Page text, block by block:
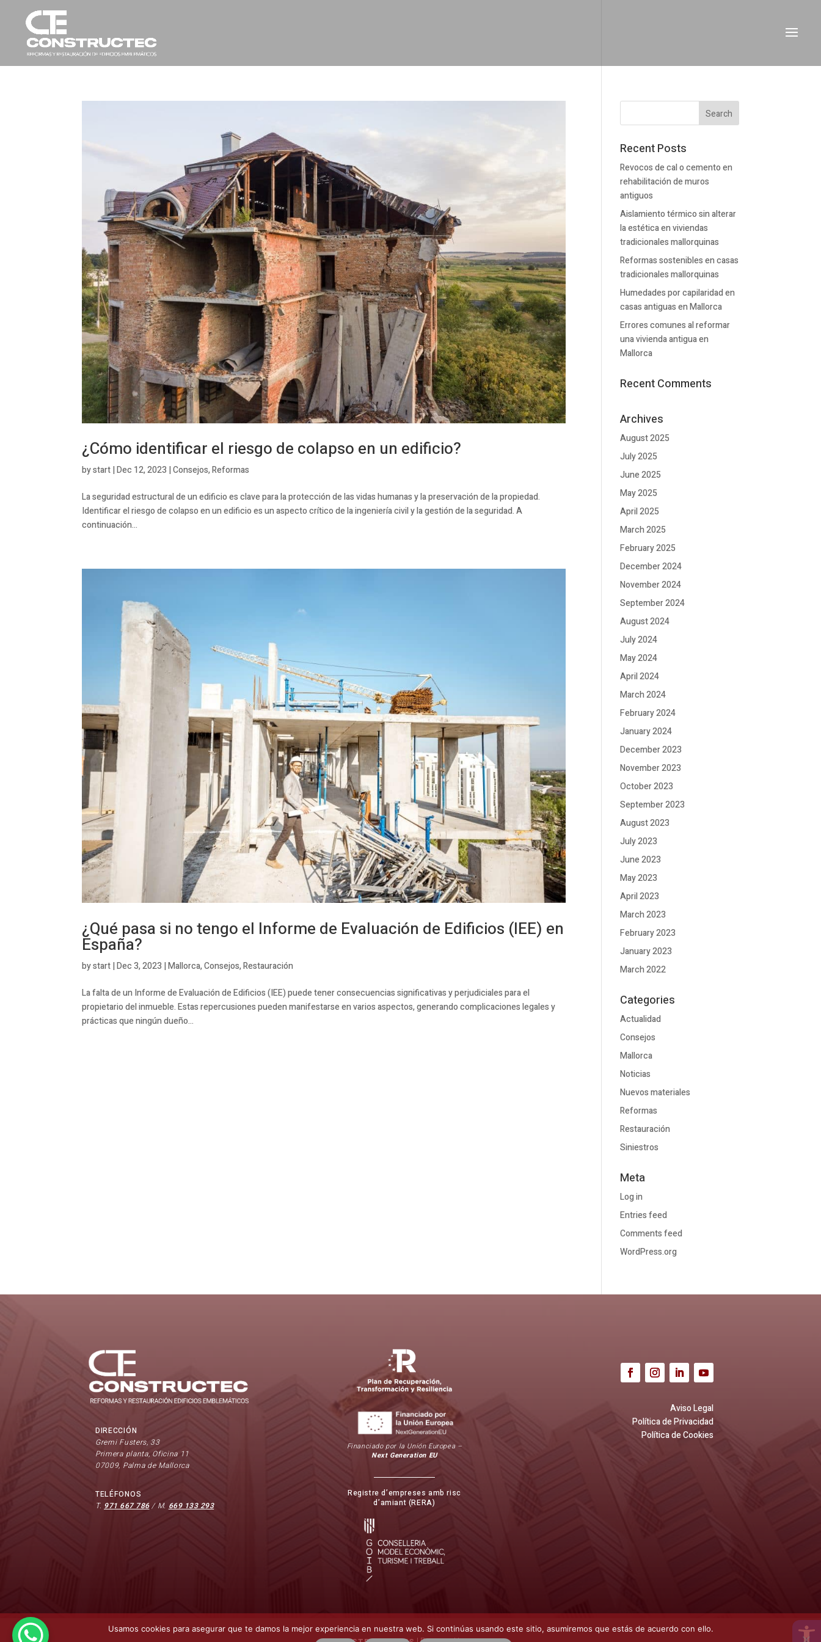
¿Cómo identificar el riesgo de colapso en un edificio?
bystart|Dec 12, 2023 |Consejos,Reformas
La seguridad estructural de un edificio es clave para la protección de las vidas humanas y la preservación de la propiedad.
Identificar el riesgo de colapso en un edificio es un aspecto crítico de la ingeniería civil y la gestión de la seguridad. A
continuación...
¿Qué pasa si no tengo el Informe de Evaluación de Edificios (IEE) en
España?
bystart|Dec 3, 2023 |Mallorca,Consejos,Restauración
La falta de un Informe de Evaluación de Edificios (IEE) puede tener consecuencias significativas y perjudiciales para el
propietario del inmueble. Estas repercusiones pueden manifestarse en varios aspectos, generando complicaciones legales y
prácticas que ningún dueño...
Recent Posts
Revocos de cal o cemento en
rehabilitación de muros
antiguos
Aislamiento térmico sin alterar
la estética en viviendas
tradicionales mallorquinas
Reformas sostenibles en casas
tradicionales mallorquinas
Humedades por capilaridad en
casas antiguas en Mallorca
Errores comunes al reformar
una vivienda antigua en
Mallorca
Recent Comments
Archives
August 2025
July 2025
June 2025
May 2025
April 2025
March 2025
February 2025
December 2024
November 2024
September 2024
August 2024
July 2024
May 2024
April 2024
March 2024
February 2024
January 2024
December 2023
November 2023
October 2023
September 2023
August 2023
July 2023
June 2023
May 2023
April 2023
March 2023
February 2023
January 2023
March 2022
Categories
Actualidad
Consejos
Mallorca
Noticias
Nuevos materiales
Reformas
Restauración
Siniestros
Meta
Log in
Entries feed
Comments feed
WordPress.org
DIRECCIÓN
Gremi Fusters, 33
Primera planta, Oficina 11
07009, Palma de Mallorca
TELÉFONOS
T. 971 667 786/ M. 669 133 293
Financiado por la Unión Europea –
Next Generation EU
Registre d’empreses amb risc
d’amiant (RERA)
Aviso Legal
Política de Privacidad
Política de Cookies
Usamos cookies para asegurar que te damos la mejor experiencia en nuestra web. Si continúas usando este sitio, asumiremos que estás de acuerdo con ello.